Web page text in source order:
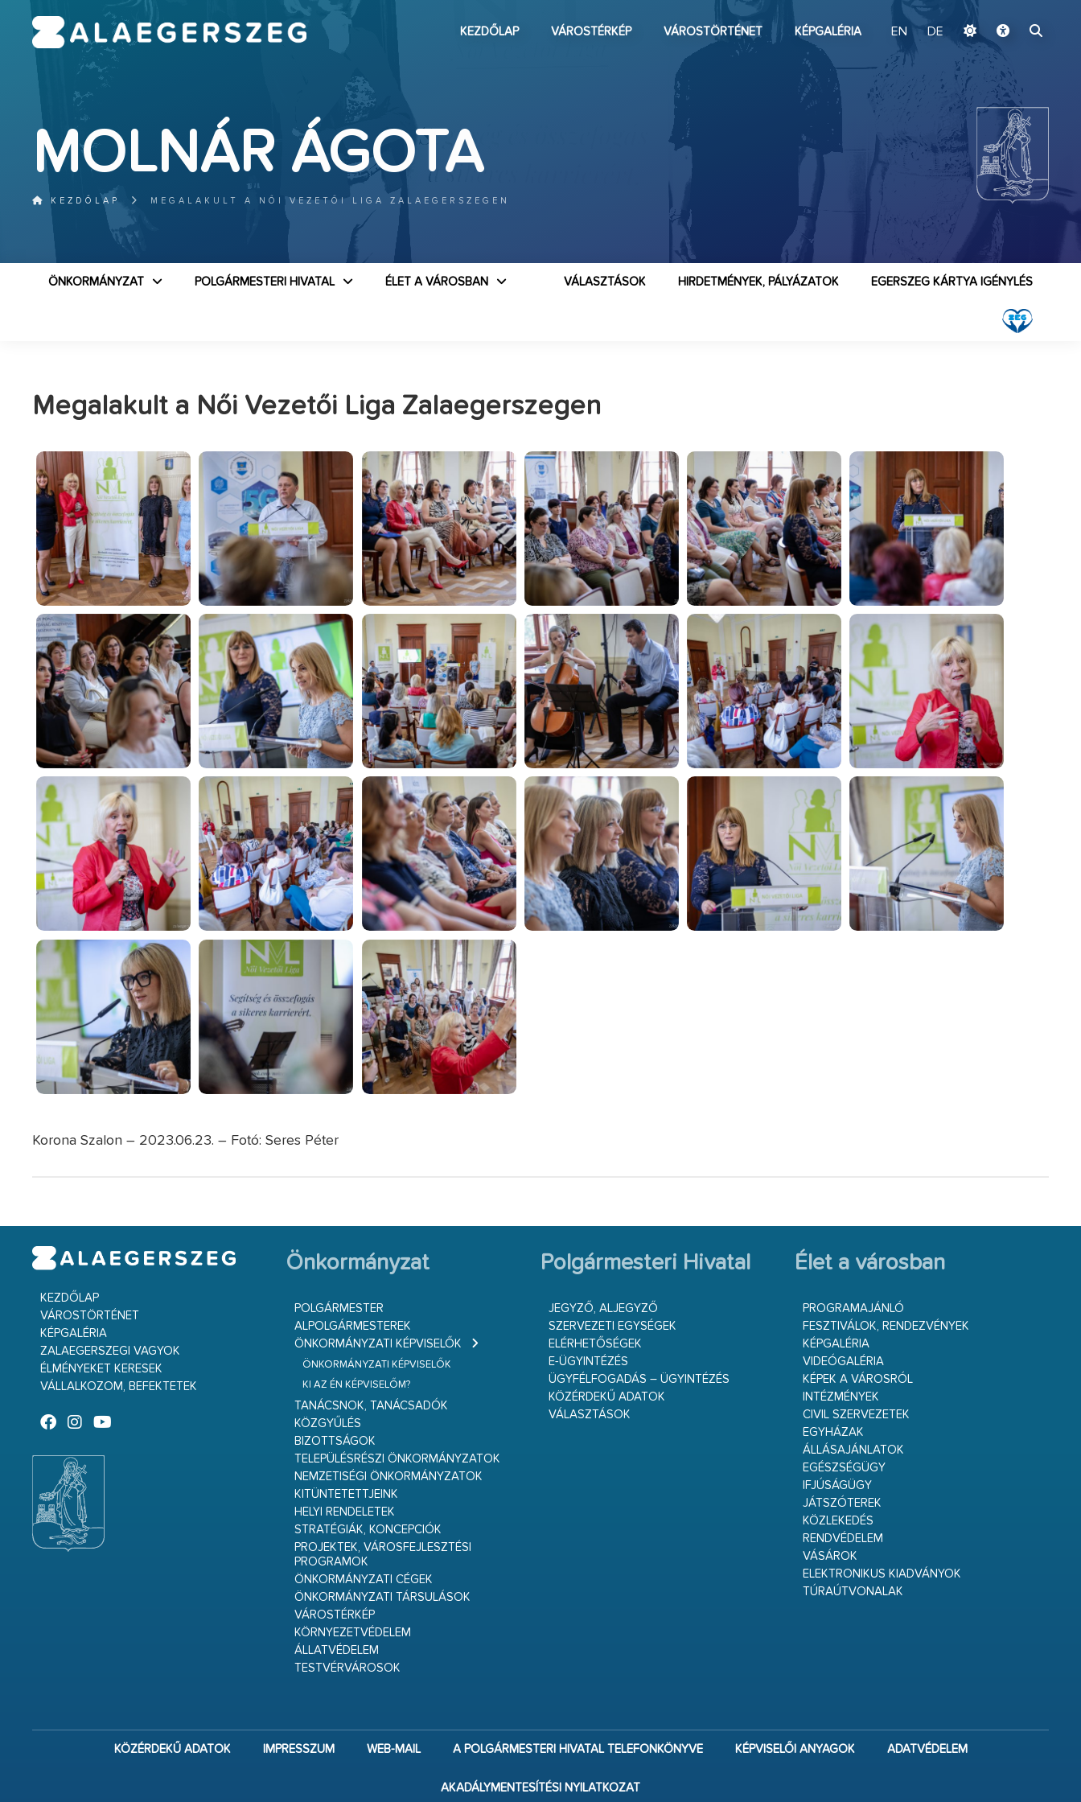
ugrás a fő tartalomhoz
KEZDŐLAP VÁROSTÉRKÉP VÁROSTÖRTÉNET KÉPGALÉRIA EN DE
MOLNÁR ÁGOTA
KEZDŐLAP MEGALAKULT A NŐI VEZETŐI LIGA ZALAEGERSZEGEN
ÖNKORMÁNYZAT POLGÁRMESTERI HIVATAL ÉLET A VÁROSBAN EGERSZEG KÁRTYA IGÉNYLÉS
HIRDETMÉNYEK, PÁLYÁZATOK
VÁLASZTÁSOK
Megalakult a Női Vezetői Liga Zalaegerszegen
Korona Szalon – 2023.06.23. – Fotó: Seres Péter
KEZDŐLAP
VÁROSTÖRTÉNET
KÉPGALÉRIA
ZALAEGERSZEGI VAGYOK
ÉLMÉNYEKET KERESEK
VÁLLALKOZOM, BEFEKTETEK
Önkormányzat
POLGÁRMESTER
ALPOLGÁRMESTEREK
ÖNKORMÁNYZATI KÉPVISELŐK
ÖNKORMÁNYZATI KÉPVISELŐK
KI AZ ÉN KÉPVISELŐM?
TANÁCSNOK, TANÁCSADÓK
KÖZGYŰLÉS
BIZOTTSÁGOK
TELEPÜLÉSRÉSZI ÖNKORMÁNYZATOK
NEMZETISÉGI ÖNKORMÁNYZATOK
KITÜNTETETTJEINK
HELYI RENDELETEK
STRATÉGIÁK, KONCEPCIÓK
PROJEKTEK, VÁROSFEJLESZTÉSI
PROGRAMOK
ÖNKORMÁNYZATI CÉGEK
ÖNKORMÁNYZATI TÁRSULÁSOK
VÁROSTÉRKÉP
KÖRNYEZETVÉDELEM
ÁLLATVÉDELEM
TESTVÉRVÁROSOK
Polgármesteri Hivatal
JEGYZŐ, ALJEGYZŐ
SZERVEZETI EGYSÉGEK
ELÉRHETŐSÉGEK
E-ÜGYINTÉZÉS
ÜGYFÉLFOGADÁS – ÜGYINTÉZÉS
KÖZÉRDEKŰ ADATOK
VÁLASZTÁSOK
Élet a városban
PROGRAMAJÁNLÓ
FESZTIVÁLOK, RENDEZVÉNYEK
KÉPGALÉRIA
VIDEÓGALÉRIA
KÉPEK A VÁROSRÓL
INTÉZMÉNYEK
CIVIL SZERVEZETEK
EGYHÁZAK
ÁLLÁSAJÁNLATOK
EGÉSZSÉGÜGY
IFJÚSÁGÜGY
JÁTSZÓTEREK
KÖZLEKEDÉS
RENDVÉDELEM
VÁSÁROK
ELEKTRONIKUS KIADVÁNYOK
TÚRAÚTVONALAK
KÖZÉRDEKŰ ADATOK IMPRESSZUM WEB-MAIL A POLGÁRMESTERI HIVATAL TELEFONKÖNYVE KÉPVISELŐI ANYAGOK ADATVÉDELEM
AKADÁLYMENTESÍTÉSI NYILATKOZAT